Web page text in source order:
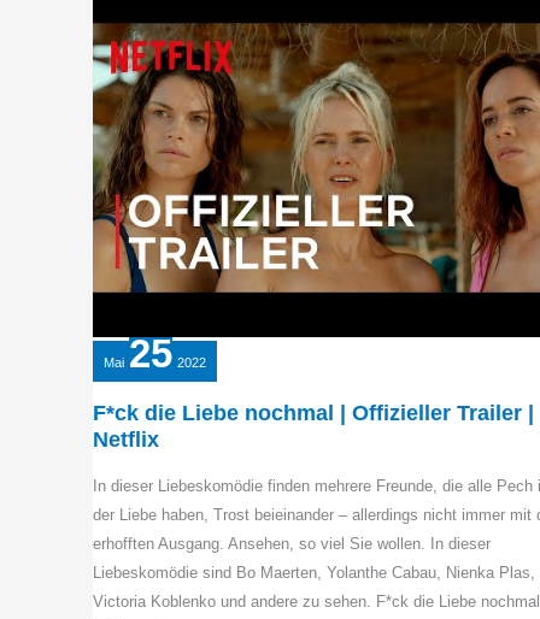
Mai 25 2022
F*ck die Liebe nochmal | Offizieller Trailer |
Netflix
In dieser Liebeskomödie finden mehrere Freunde, die alle Pech
der Liebe haben, Trost beieinander – allerdings nicht immer mit
erhofften Ausgang. Ansehen, so viel Sie wollen. In dieser
Liebeskomödie sind Bo Maerten, Yolanthe Cabau, Nienka Plas,
Victoria Koblenko und andere zu sehen. F*ck die Liebe nochmal,